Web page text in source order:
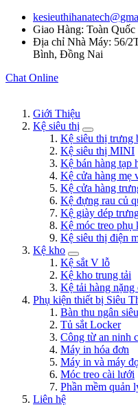
Giao Hàng: Toàn Quốc
Địa chỉ Nhà Máy: 56/
Bình, Đồng Nai
Chat Online
Giới Thiệu
Kệ siêu thị
Kệ siêu thị trưng
Kệ siêu thị MINI
Kệ bán hàng tạp
Kệ cửa hàng mẹ
Kệ cửa hàng
Kệ đựng rau củ
Kệ giày dép
Kệ móc treo phụ
Kệ siêu thị điện
Kệ kho
Kệ sắt V lỗ
Kệ kho trung tải
Kệ tải hàng nặng
Phụ kiện thiết bị Siêu
Bàn thu ngân
Tủ sắt Locker
Công từ an ninh
Máy in hóa đơn
Máy in và máy
Móc treo cài lưới
Phần mềm quản
Liên hệ